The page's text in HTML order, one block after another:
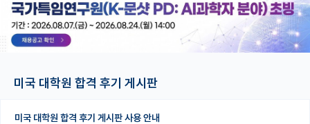
취업 게시판
임용 후기 게시판
PI 전용 게시판
미국 대학원 합격 후기 게시판
미국 대학원 합격 후기 게시판 사용 안내